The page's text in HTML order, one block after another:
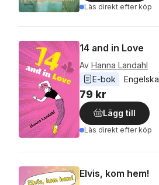
Läs direkt efter köp
14 and in Love
Av Hanna Landahl
E-bok
Engelska
79 kr
Lägg till
Läs direkt efter köp
Elvis, kom hem!